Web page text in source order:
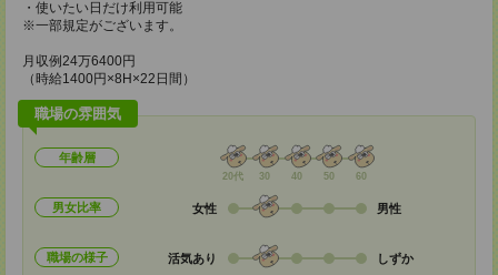
・使いたい日だけ利用可能
※一部規定がございます。
月収例24万6400円
（時給1400円×8H×22日間）
職場の雰囲気
年齢層
20代 30 40 50 60
男女比率 女性 男性
職場の様子 活気あり しずか